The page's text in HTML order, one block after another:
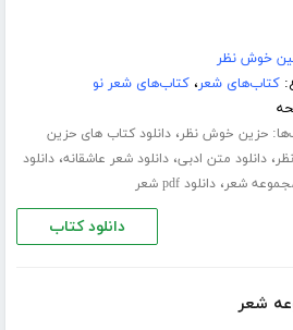
خوش نظر
کتاب‌های شعر،کتاب‌های شعر نو
حزین خوش نظر،دانلود کتاب های حزین
،دانلود متن ادبی،دانلود شعر عاشقانه،دانلود
شعر،دانلود pdf شعر
دانلود کتاب
شعر